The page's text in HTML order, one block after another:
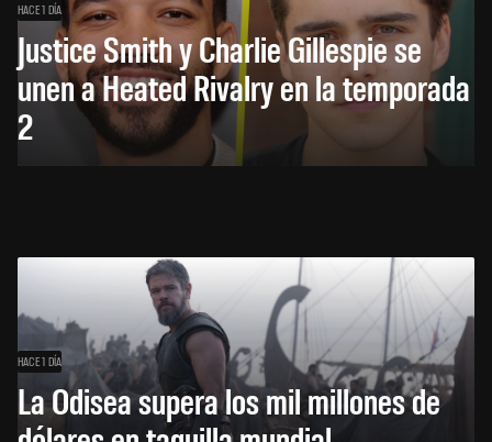
HACE 1 DÍA
Justice Smith y Charlie Gillespie se
unen a Heated Rivalry en la temporada
2
HACE 1 DÍA
La Odisea supera los mil millones de